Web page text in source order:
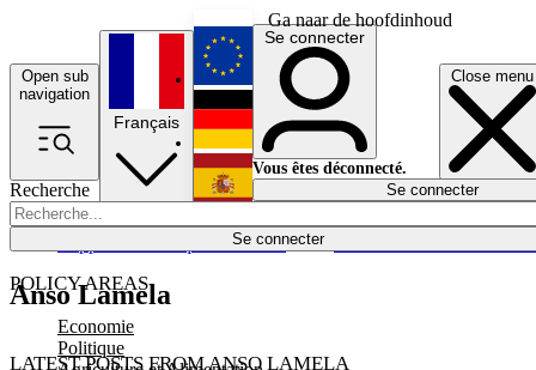
Ga naar de hoofdinhoud
Open sub
navigation
Close menu
Recherche
Se connecter
POLICY AREAS
Economie
Politique
Économie
Français
English
Deutsch
Español
Se connecter
Vous êtes déconnecté.
Se connecter
Anso Lamela
LATEST POSTS FROM ANSO LAMELA